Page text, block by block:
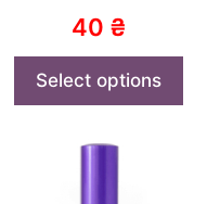
40 ₴
Select options